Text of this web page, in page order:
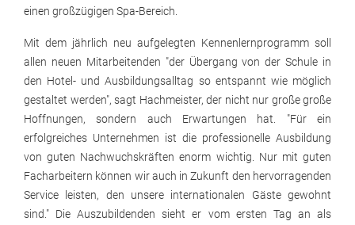
einen großzügigen Spa-Bereich.
Mit dem jährlich neu aufgelegten Kennenlernprogramm soll
allen neuen Mitarbeitenden "der Übergang von der Schule in
den Hotel- und Ausbildungsalltag so entspannt wie möglich
gestaltet werden", sagt Hachmeister, der nicht nur große große
Hoffnungen, sondern auch Erwartungen hat. "Für ein
erfolgreiches Unternehmen ist die professionelle Ausbildung
von guten Nachwuchskräften enorm wichtig. Nur mit guten
Facharbeitern können wir auch in Zukunft den hervorragenden
Service leisten, den unsere internationalen Gäste gewohnt
sind." Die Auszubildenden sieht er vom ersten Tag an als